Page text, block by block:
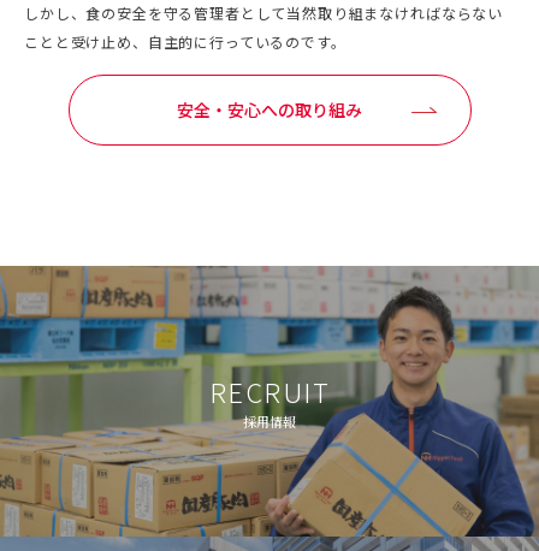
しかし、食の安全を守る管理者として当然取り組まなければならない
ことと受け止め、自主的に行っているのです。
安全・安心への取り組み
RECRUIT
採用情報